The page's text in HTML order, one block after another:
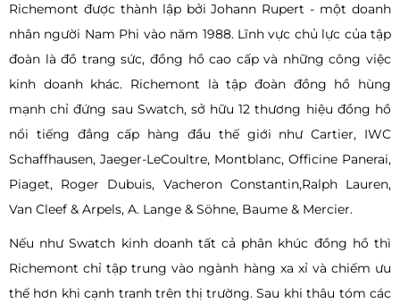
Richemont được thành lập bởi Johann Rupert - một doanh
nhân người Nam Phi vào năm 1988. Lĩnh vực chủ lực của tập
đoàn là đồ trang sức, đồng hồ cao cấp và những công việc
kinh doanh khác. Richemont là tập đoàn đồng hồ hùng
mạnh chỉ đứng sau Swatch, sở hữu 12 thương hiệu đồng hồ
nổi tiếng đẳng cấp hàng đầu thế giới như Cartier, IWC
Schaffhausen, Jaeger-LeCoultre, Montblanc, Officine Panerai,
Piaget, Roger Dubuis, Vacheron Constantin,Ralph Lauren,
Van Cleef & Arpels, A. Lange & Söhne, Baume & Mercier.
Nếu như Swatch kinh doanh tất cả phân khúc đồng hồ thì
Richemont chỉ tập trung vào ngành hàng xa xỉ và chiếm ưu
thế hơn khi cạnh tranh trên thị trường. Sau khi thâu tóm các